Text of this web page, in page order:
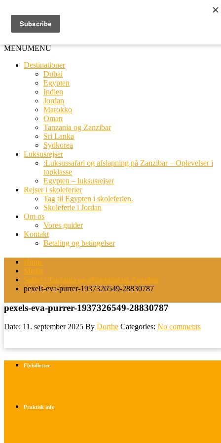
MENUMENU
Destinationer
Dubai
Egypten
Indien
Jordan
Marokko
Oman
Tanzania og Zanzibar
Sri Lanka
Sydkorea
Luksusrejser
:Luksussafari og afslapning på Zanzibar – Oplevelser i
topklasse
Egypten – luksusrejser
Rejser i skoleferier
Tag til Egypten i skoleferien.
Skoleferie i Jordan
Om os
Vores guider
Kontakt
Betaling og betingelser
Home
Medie
Safari i Tanzania og afslapning på Zanzibar
pexels-eva-purrer-1937326549-28830787
pexels-eva-purrer-1937326549-28830787
Date: 11. september 2025 By Dorthe Categories: No comments
Flybilletter
Praktisk info